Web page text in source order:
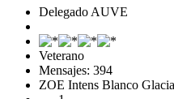
Delegado AUVE
Veterano
Mensajes: 394
ZOE Intens Blanco